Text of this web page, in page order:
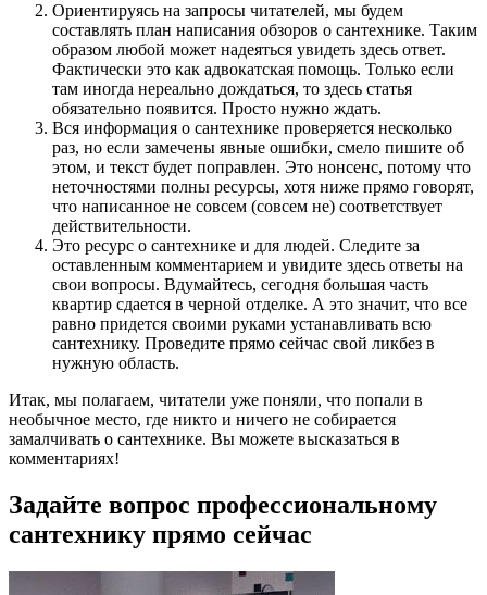
Ориентируясь на запросы читателей, мы будем
составлять план написания обзоров о сантехнике. Таким
образом любой может надеяться увидеть здесь ответ.
Фактически это как адвокатская помощь. Только если
там иногда нереально дождаться, то здесь статья
обязательно появится. Просто нужно ждать.
Вся информация о сантехнике проверяется несколько
раз, но если замечены явные ошибки, смело пишите об
этом, и текст будет поправлен. Это нонсенс, потому что
неточностями полны ресурсы, хотя ниже прямо говорят,
что написанное не совсем (совсем не) соответствует
действительности.
Это ресурс о сантехнике и для людей. Следите за
оставленным комментарием и увидите здесь ответы на
свои вопросы. Вдумайтесь, сегодня большая часть
квартир сдается в черной отделке. А это значит, что все
равно придется своими руками устанавливать всю
сантехнику. Проведите прямо сейчас свой ликбез в
нужную область.
Итак, мы полагаем, читатели уже поняли, что попали в
необычное место, где никто и ничего не собирается
замалчивать о сантехнике. Вы можете высказаться в
комментариях!
Задайте вопрос профессиональному
сантехнику прямо сейчас